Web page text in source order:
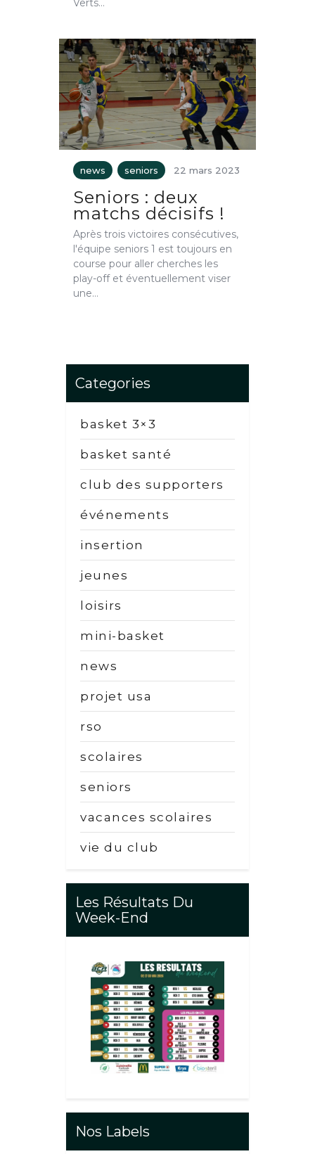
Verts…
news seniors 22 mars 2023
Seniors : deux
matchs décisifs !
Après trois victoires consécutives,
l'équipe seniors 1 est toujours en
course pour aller cherches les
play-off et éventuellement viser
une…
Categories
basket 3×3
basket santé
club des supporters
événements
insertion
jeunes
loisirs
mini-basket
news
projet usa
rso
scolaires
seniors
vacances scolaires
vie du club
Les Résultats Du
Week-End
Nos Labels